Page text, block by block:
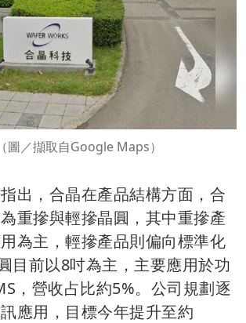
（圖／擷取自Google Maps）
出，合晶在產品結構方面，合
重摻與輕摻晶圓，其中重摻產
為主，輕摻產品則偏向標準化
目前以8吋為主，主要應用於功
，營收占比約5%。公司規劃逐
應用，目標今年提升至約